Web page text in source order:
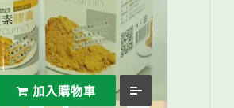
加入購物車